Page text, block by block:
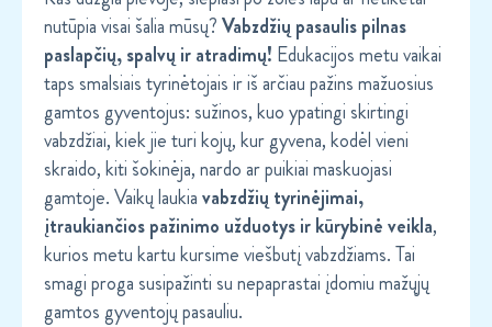
nutūpia visai šalia mūsų?Vabzdžių pasaulis pilnas
paslapčių, spalvų ir atradimų! Edukacijos metu vaikai
taps smalsiais tyrinėtojais ir iš arčiau pažins mažuosius
gamtos gyventojus: sužinos, kuo ypatingi skirtingi
vabzdžiai, kiek jie turi kojų, kur gyvena, kodėl vieni
skraido, kiti šokinėja, nardo ar puikiai maskuojasi
gamtoje. Vaikų laukiavabzdžių tyrinėjimai,
įtraukiančios pažinimo užduotys ir kūrybinė veikla,
kurios metu kartu kursime viešbutį vabzdžiams. Tai
smagi proga susipažinti su nepaprastai įdomiu mažųjų
gamtos gyventojų pasauliu.